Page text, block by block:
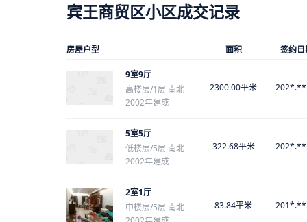
宾王商贸区小区成交记录
房屋户型 面积 签约日
9室9厅
高楼层/1层 南北
2002年建成
2300.00平米
5室5厅
低楼层/5层 南北
2002年建成
322.68平米
2室1厅
中楼层/5层 南北
83.84平米